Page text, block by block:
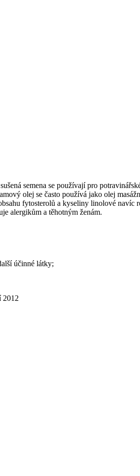
semena se používají pro
olej se často používá jako olej
fytosterolů a kyseliny linolové navíc
alergikům a těhotným ženám.
účinné látky;
2012